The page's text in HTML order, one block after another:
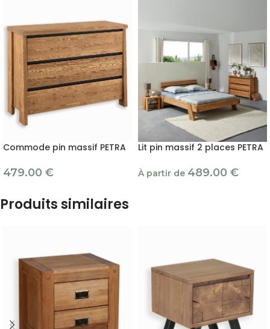
Commode pin massif PETRA
479.00 €
Lit pin massif 2 places PETRA
À partir de 489.00 €
Produits similaires